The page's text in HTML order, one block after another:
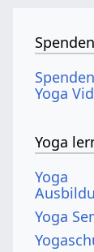
Spenden
Yoga
Yoga
Yoga
Yoga